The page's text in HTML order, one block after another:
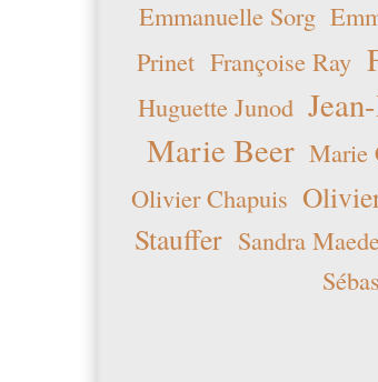
Emmanuelle Sorg
Prinet Françoise Ray
Huguette Junod
Marie Beer Marie
Olivier Chapuis
Stauffer Sandra